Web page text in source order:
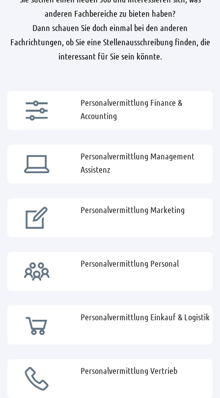
anderen Fachbereiche zu bieten haben?
Dann schauen Sie doch einmal bei den anderen
Fachrichtungen, ob Sie eine Stellenausschreibung finden, die
interessant für Sie sein könnte.
Personalvermittlung Finance &
Accounting
Personalvermittlung Management
Assistenz
Personalvermittlung Marketing
Personalvermittlung Personal
Personalvermittlung Einkauf & Logistik
Personalvermittlung Vertrieb